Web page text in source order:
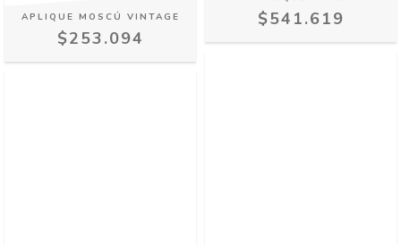
APLIQUE MOSCÚ VINTAGE
$253.094
$541.619